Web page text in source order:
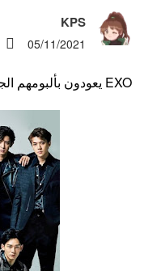
KPS
05/11/2021
EXO يعودون بألبومهم الجديد!